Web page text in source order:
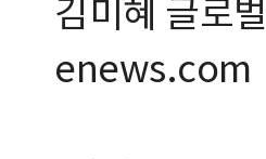
김미혜 글로
enews.com